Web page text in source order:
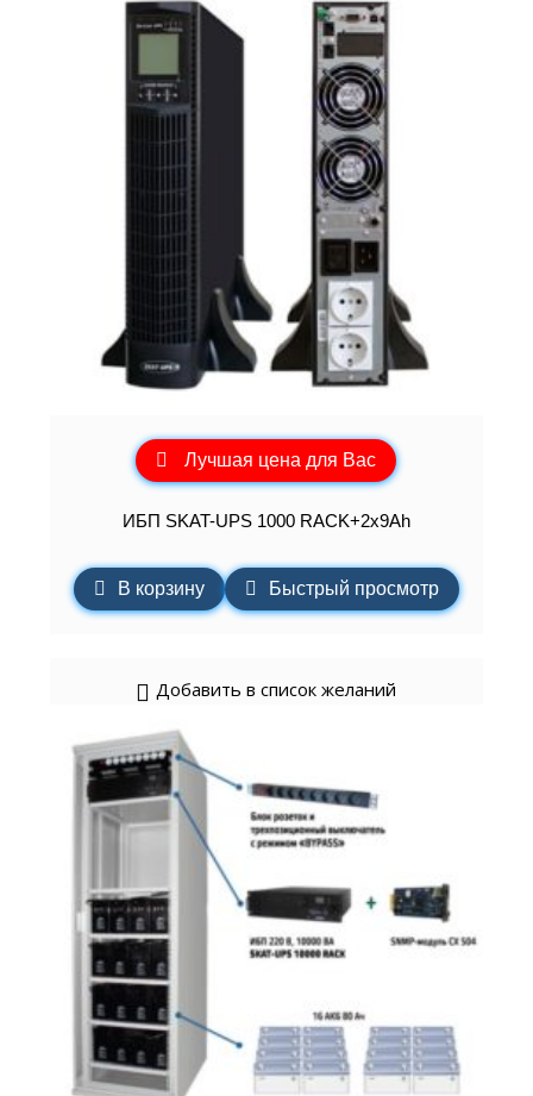
Лучшая цена для Вас
ИБП SKAT-UPS 1000 RACK+2x9Ah
В корзину Быстрый просмотр
Добавить в список желаний